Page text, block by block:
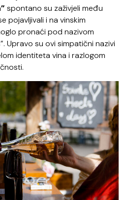
spontano su zaživjeli među
pojavljivali i na vinskim
pronaći pod nazivom
Upravo su ovi simpatični nazivi
identiteta vina i razlogom